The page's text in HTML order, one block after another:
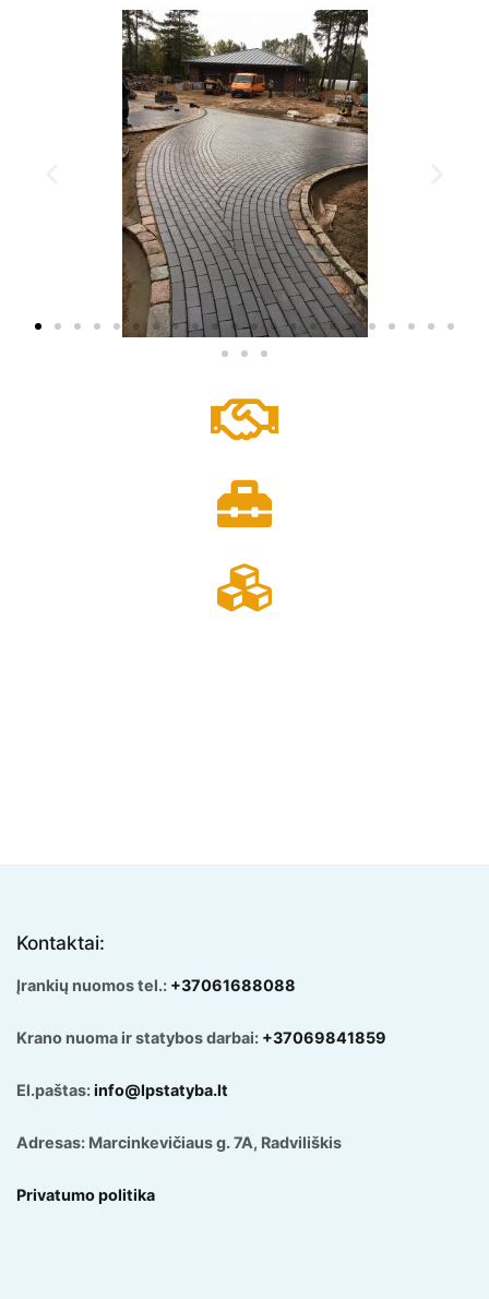
Kontaktai:
Įrankių nuomos tel.: +37061688088
Krano nuoma ir statybos darbai: +37069841859
El.paštas:info@lpstatyba.lt
Adresas: Marcinkevičiaus g. 7A, Radviliškis
Privatumo politika